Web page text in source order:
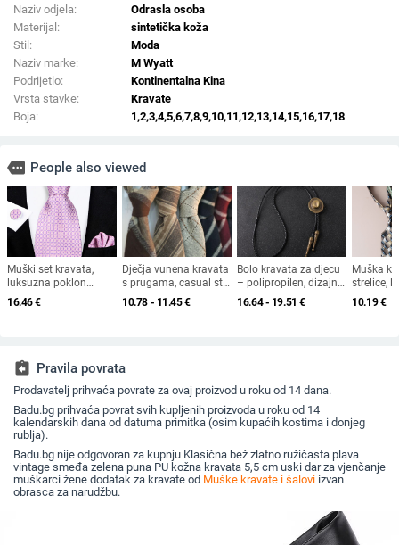
Naziv odjela:
Odrasla osoba
Materijal:
sintetička koža
Stil:
Moda
Naziv marke:
M Wyatt
Podrijetlo:
Kontinentalna Kina
Vrsta stavke:
Kravate
Boja:
1,2,3,4,5,6,7,8,9,10,11,12,13,14,15,16,17,18
more People also viewed
Muški set kravata,
luksuzna poklon
kutija, poslovno
ležerno, set od tri dijela
logotipom.
16.46€
Dječja vunena kravata
s prugama, casual stil,
proljeće 2025
10.78 - 11.45€
Bolo kravata za djecu
– polipropilen, dizajn
cvijet ovratnika, za
dječake
16.64 - 19.51 €
Muška
strelice,
s
od
10.19€
assignment_return Pravila povrata
Prodavatelj prihvaća povrate za ovaj proizvod u roku od 14 dana.
Badu.bg prihvaća povrat svih kupljenih proizvoda u roku od 14
kalendarskih dana od datuma primitka (osim kupaćih kostima i donjeg
rublja).
Badu.bg nije odgovoran za kupnju Klasična bež zlatno ružičasta plava
vintage smeđa zelena puna PU kožna kravata 5,5 cm uski dar za vjenčanje
muškarci žene dodatak za kravate od Muške kravate i šalovi izvan
obrasca za narudžbu.